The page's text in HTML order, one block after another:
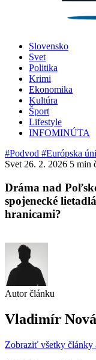
Slovensko
Svet
Politika
Krimi
Ekonomika
Kultúra
Šport
Lifestyle
INFOMINÚTA
#Podvod #Európska
Svet 26. 2. 2026 5 min
Dráma nad
spojenecké
hranicami?
Autor článku
Vladimír
Zobraziť všetky články